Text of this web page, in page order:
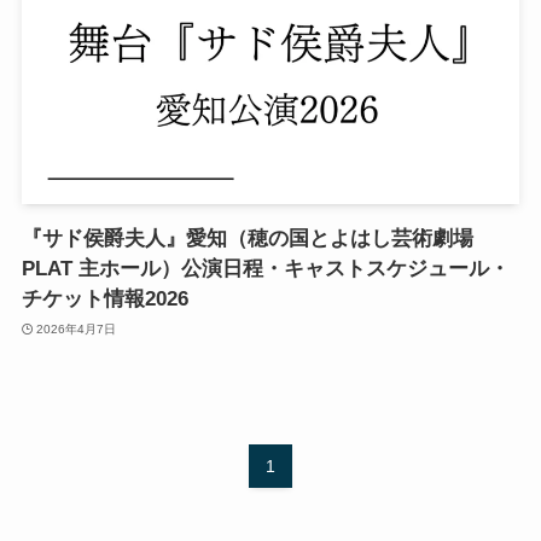
『サド侯爵夫人』愛知（穂の国とよはし芸術劇場
PLAT 主ホール）公演日程・キャストスケジュール・
チケット情報2026
2026年4月7日
1